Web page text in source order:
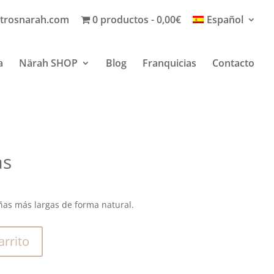
0 productos 0,00€ Español
Närah SHOP Blog Franquicias Contacto
más largas de forma natural.